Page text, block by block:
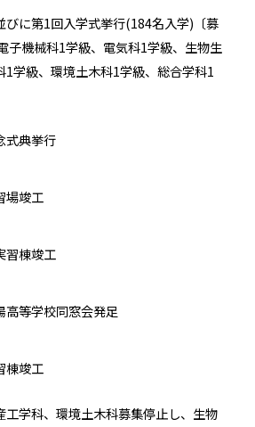
びに第1回入学式挙行(184名入学)〔募
子機械科1学級、電気科1学級、生物生
1学級、環境土木科1学級、総合学科1
式典挙行
場竣工
習棟竣工
高等学校同窓会発足
棟竣工
工学科、環境土木科募集停止し、生物